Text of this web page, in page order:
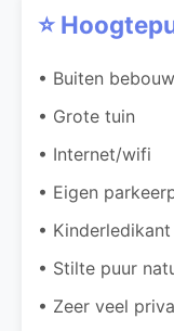
⭐
• Buiten
• Grote tuin
• Internet/wifi
• Eigen
•
• Stilte puur
• Zeer veel